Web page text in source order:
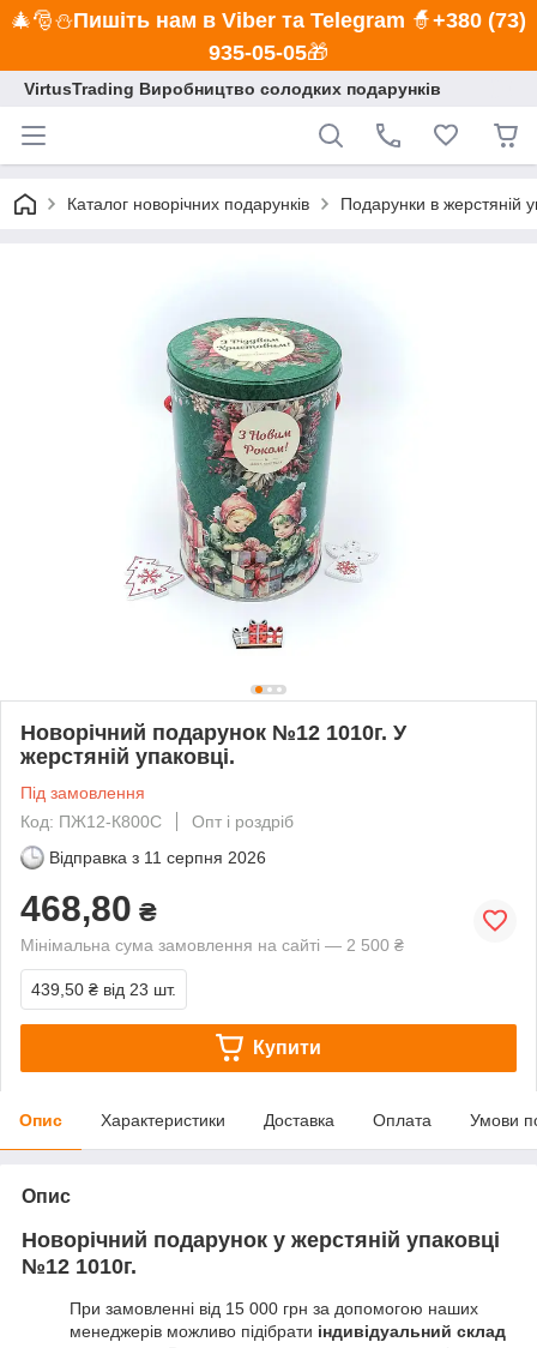
🎄🎅⛄Пишіть нам в Viber та Telegram 🧙+380 (73)
935-05-05🎁
VirtusTrading Виробництво солодких подарунків
Каталог новорічних подарунків Подарунки в жерстяній
Новорічний подарунок №12 1010г. У
жерстяній упаковці.
Під замовлення
Код: ПЖ12-К800С
Опт і роздріб
Відправка з 11 серпня 2026
468,80 ₴
Мінімальна сума замовлення на сайті — 2 500 ₴
439,50 ₴ від 23 шт.
Купити
Опис Характеристики Доставка Оплата Умови
Опис
Новорічний подарунок у жерстяній упаковці
№12 1010г.
При замовленні від 15 000 грн за допомогою наших
менеджерів можливо підібрати індивідуальний склад